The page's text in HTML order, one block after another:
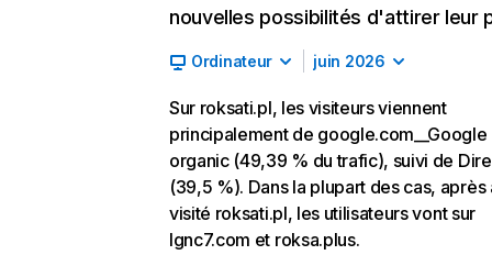
nouvelles possibilités d'attirer leur
Ordinateur juin 2026
Sur roksati.pl, les visiteurs viennent
principalement de google.com__Google
organic (49,39 % du trafic), suivi de
(39,5 %). Dans la plupart des cas, après
visité roksati.pl, les utilisateurs vont sur
lgnc7.com et roksa.plus.